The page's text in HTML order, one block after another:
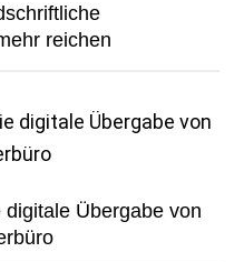
reichen
Übergabe von